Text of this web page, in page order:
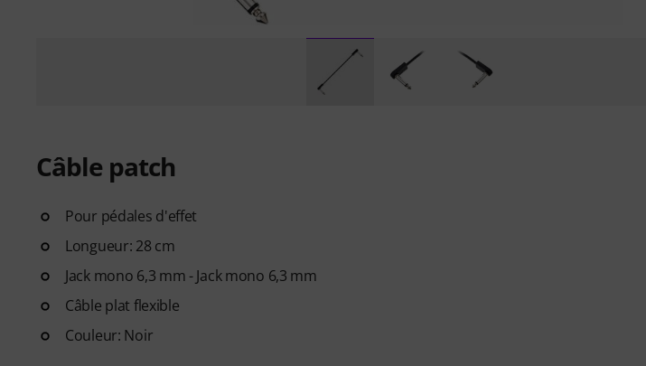
Câble patch
Pour pédales d'effet
Longueur: 28 cm
Jack mono 6,3 mm - Jack mono 6,3 mm
Câble plat flexible
Couleur: Noir